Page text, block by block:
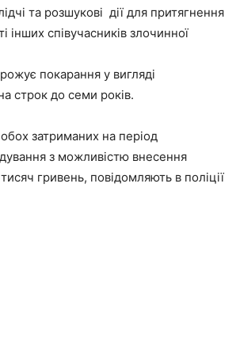
та розшукові дії для притягнення
інших співучасників злочинної
покарання у вигляді
строк до семи років.
затриманих на період
з можливістю внесення
гривень, повідомляють в поліції